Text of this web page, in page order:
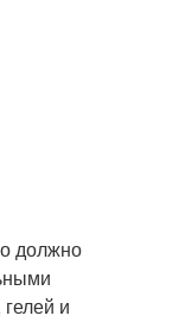
должно
и